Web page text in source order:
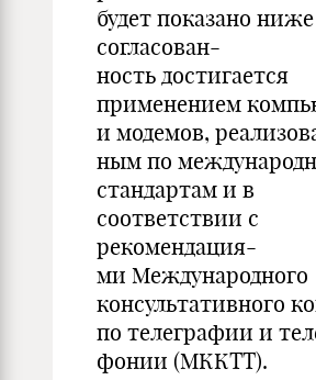
будет показано
согласован-
ность достигается
применением
и модемов,
ным по
стандартам и в
соответствии с
рекомендация-
ми Международного
консультативного
по телеграфии и
фонии (МККТТ).